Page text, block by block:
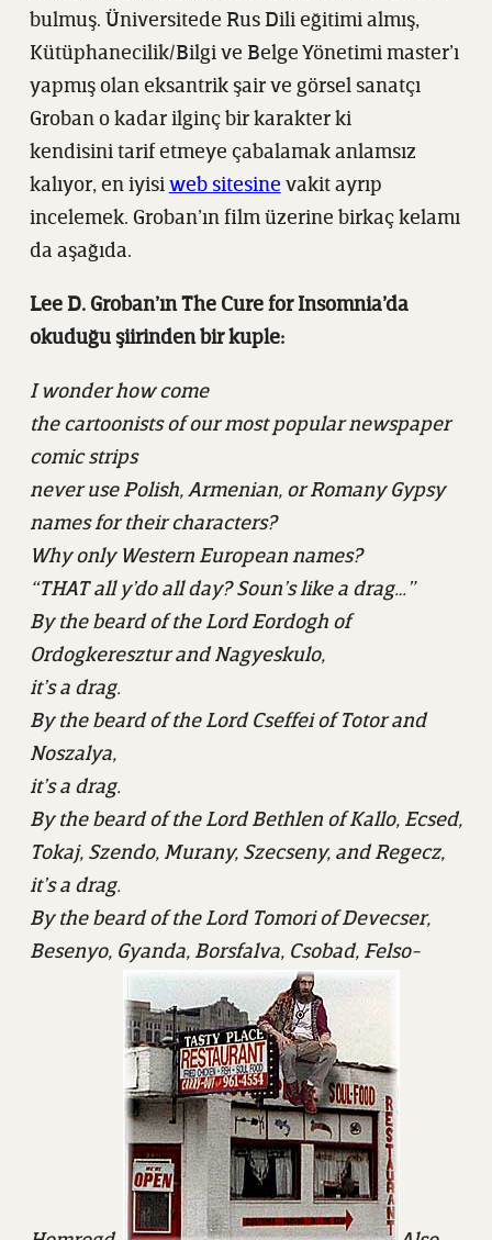
bulmuş. Üniversitede Rus Dili eğitimi almış,
Kütüphanecilik/Bilgi ve Belge Yönetimi master’ı
yapmış olan eksantrik şair ve görsel sanatçı
Groban o kadar ilginç bir karakter ki
kendisini tarif etmeye çabalamak anlamsız
kalıyor, en iyisi web sitesine vakit ayrıp
incelemek. Groban’ın film üzerine birkaç kelamı
da aşağıda.
Lee D. Groban’ın The Cure for Insomnia’da
okuduğu şiirinden bir kuple:
I wonder how come
the cartoonists of our most popular newspaper
comic strips
never use Polish, Armenian, or Romany Gypsy
names for their characters?
Why only Western European names?
“THAT all y’do all day? Soun’s like a drag…”
By the beard of the Lord Eordogh of
Ordogkeresztur and Nagyeskulo,
it’s a drag.
By the beard of the Lord Cseffei of Totor and
Noszalya,
it’s a drag.
By the beard of the Lord Bethlen of Kallo, Ecsed,
Tokaj, Szendo, Murany, Szecseny, and Regecz,
it’s a drag.
By the beard of the Lord Tomori of Devecser,
Besenyo, Gyanda, Borsfalva, Csobad, Felso-